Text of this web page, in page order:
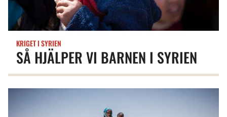
SÅ HJÄLPER VI BARNEN I SYRIEN
KRIGET I SYRIEN